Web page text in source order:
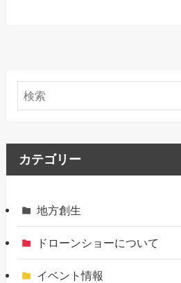
カテゴリー
地方創生
ドローンショーについて
イベント情報